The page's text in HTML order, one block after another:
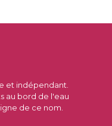
et indépendant.
au bord de l'eau
de ce nom.